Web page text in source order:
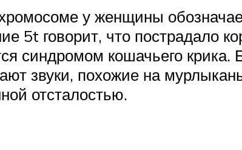
у женщины
5t говорит, что пострадало
синдромом кошачьего
звуки, похожие на
отсталостью.